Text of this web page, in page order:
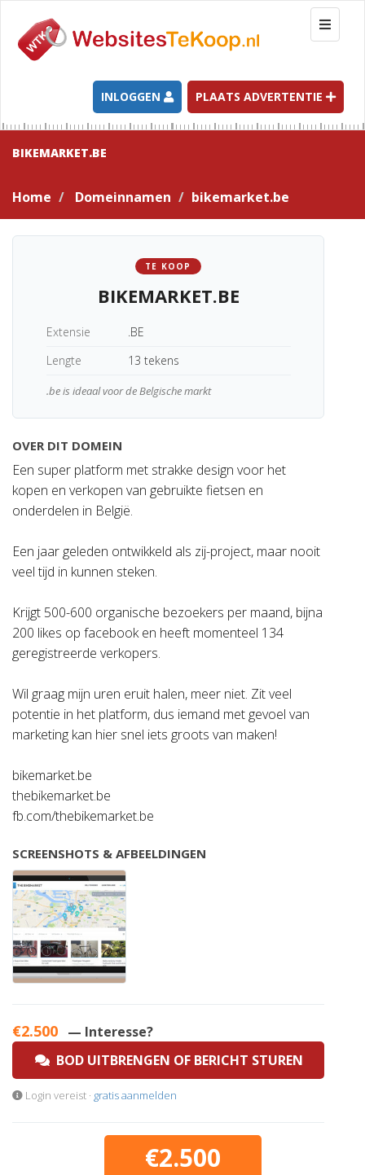
T
o
g
l
e
n
a
t
INLOGGEN PLAATS ADVERTENTIE
BIKEMARKET.BE
Home Domeinnamen bikemarket.be
TE KOOP
BIKEMARKET.BE
Extensie
.BE
Lengte
13 tekens
.be is ideaal voor de Belgische markt
OVER DIT DOMEIN
Een super platform met strakke design voor het
kopen en verkopen van gebruikte fietsen en
onderdelen in België.
Een jaar geleden ontwikkeld als zij-project, maar nooit
veel tijd in kunnen steken.
Krijgt 500-600 organische bezoekers per maand, bijna
200 likes op facebook en heeft momenteel 134
geregistreerde verkopers.
Wil graag mijn uren eruit halen, meer niet. Zit veel
potentie in het platform, dus iemand met gevoel van
marketing kan hier snel iets groots van maken!
bikemarket.be
thebikemarket.be
fb.com/thebikemarket.be
SCREENSHOTS & AFBEELDINGEN
€2.500 — Interesse?
BOD UITBRENGEN OF BERICHT STUREN
Login vereist · gratis aanmelden
€2.500